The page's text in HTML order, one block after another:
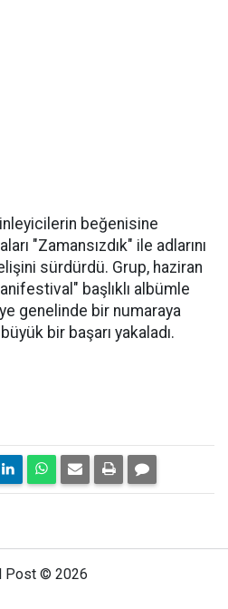
beğenisine
"Zamansızdık" ile adlarını
sürdürdü. Grup, haziran
başlıklı albümle
genelinde bir numaraya
bir başarı yakaladı.
Post © 2026